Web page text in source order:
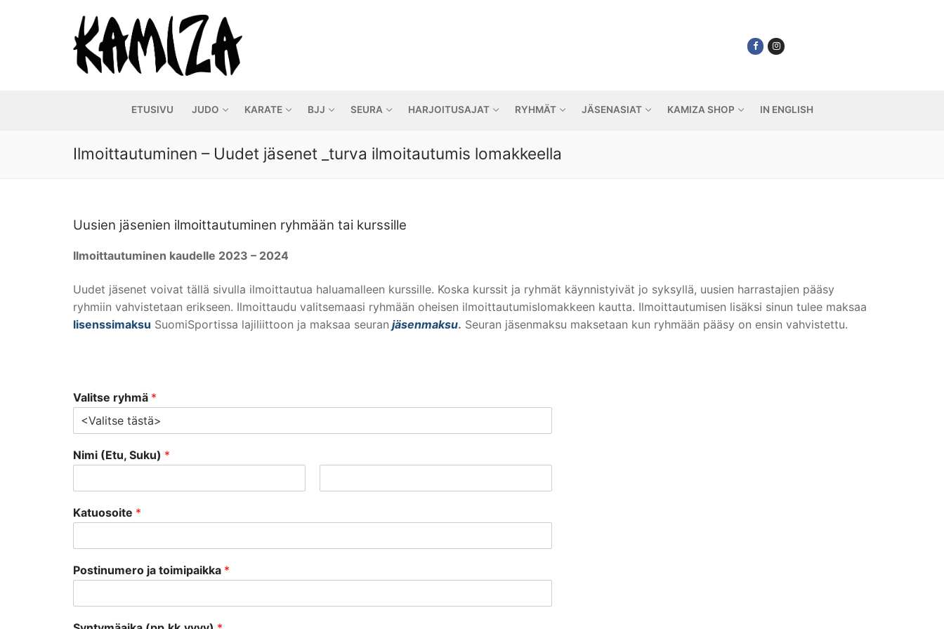
ETUSIVU JUDO KARATE BJJ SEURA HARJOITUSAJAT RYHMÄT JÄSENASIAT KAMIZA SHOP IN ENGLISH
Ilmoittautuminen – Uudet jäsenet _turva ilmoitautumis lomakkeella
Uusien jäsenien ilmoittautuminen ryhmään tai kurssille
Ilmoittautuminen kaudelle 2023 – 2024
Uudet jäsenet voivat tällä sivulla ilmoittautua haluamalleen kurssille. Koska kurssit ja ryhmät käynnistyivät jo syksyllä, uusien harrastajien pääsy
ryhmiin vahvistetaan erikseen. Ilmoittaudu valitsemaasi ryhmään oheisen ilmoittautumislomakkeen kautta. Ilmoittautumisen lisäksi sinun tulee maksaa
lisenssimaksu SuomiSportissa lajiliittoon ja maksaa seuran jäsenmaksu. Seuran jäsenmaksu maksetaan kun ryhmään pääsy on ensin vahvistettu.
Valitse ryhmä *
Nimi (Etu, Suku) *
Katuosoite *
Postinumero ja toimipaikka *